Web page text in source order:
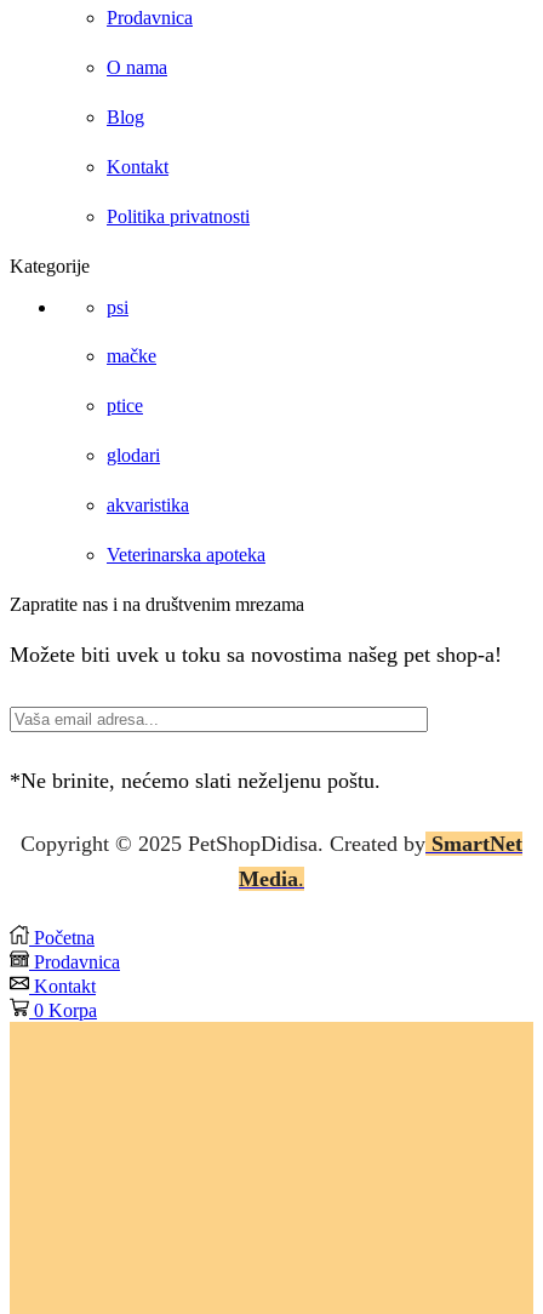
Prodavnica
O nama
Blog
Kontakt
Politika privatnosti
Kategorije
psi
mačke
ptice
glodari
akvaristika
Veterinarska apoteka
Zapratite nas i na društvenim mrezama
Možete biti uvek u toku sa novostima našeg pet shop-a!
*Ne brinite, nećemo slati neželjenu poštu.
Copyright © 2025 PetShopDidisa. Created by SmartNet
Media.
Početna
Prodavnica
Kontakt
0 Korpa